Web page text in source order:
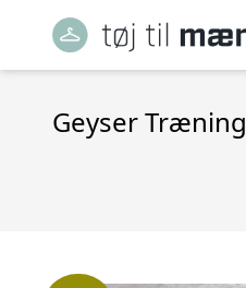
Geyser